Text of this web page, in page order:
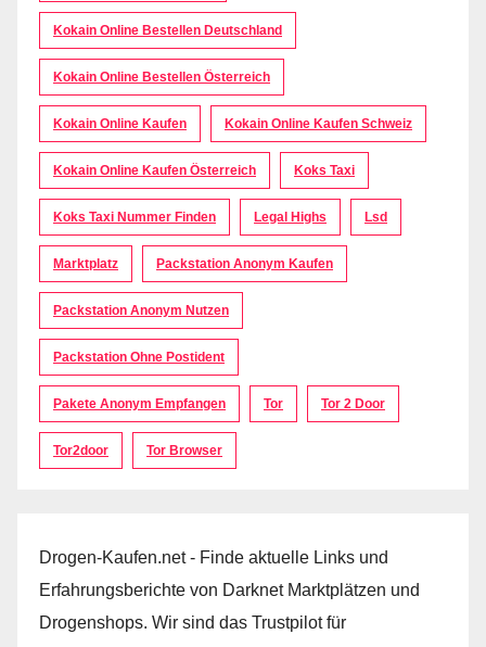
Kokain Online Bestellen Deutschland
Kokain Online Bestellen Österreich
Kokain Online Kaufen Kokain Online Kaufen Schweiz
Kokain Online Kaufen Österreich Koks Taxi
Koks Taxi Nummer Finden Legal Highs Lsd
Marktplatz Packstation Anonym Kaufen
Packstation Anonym Nutzen
Packstation Ohne Postident
Pakete Anonym Empfangen Tor Tor 2 Door
Tor2door Tor Browser
Drogen-Kaufen.net - Finde aktuelle Links und
Erfahrungsberichte von Darknet Marktplätzen und
Drogenshops. Wir sind das Trustpilot für